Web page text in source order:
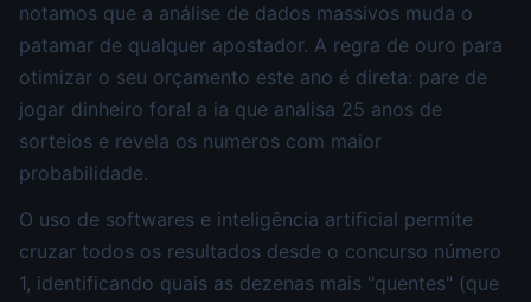
notamos que a análise de dados massivos muda o
patamar de qualquer apostador. A regra de ouro para
otimizar o seu orçamento este ano é direta: pare de
jogar dinheiro fora! a ia que analisa 25 anos de
sorteios e revela os numeros com maior
probabilidade.
O uso de softwares e inteligência artificial permite
cruzar todos os resultados desde o concurso número
1, identificando quais as dezenas mais "quentes" (que